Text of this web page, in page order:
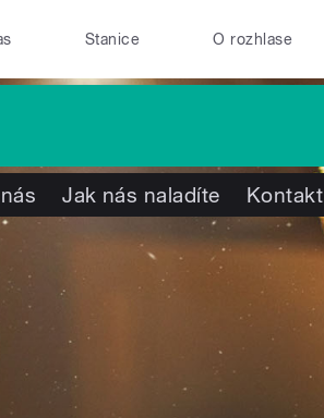
Stanice O rozhlase
Jak nás naladíte Kontakt